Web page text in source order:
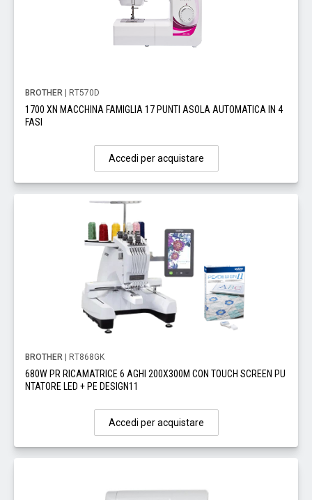
BROTHER | RT570D
1700 XN MACCHINA FAMIGLIA 17 PUNTI ASOLA AUTOMATICA IN 4
FASI
Accedi per acquistare
BROTHER | RT868GK
680W PR RICAMATRICE 6 AGHI 200X300M CON TOUCH SCREEN PU
NTATORE LED + PE DESIGN11
Accedi per acquistare